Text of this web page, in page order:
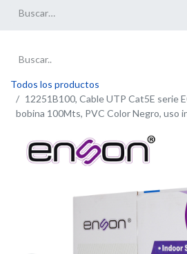
Todos los productos
12251B100, Cable UTP Cat5E serie
bobina 100Mts, PVC Color Negro, uso